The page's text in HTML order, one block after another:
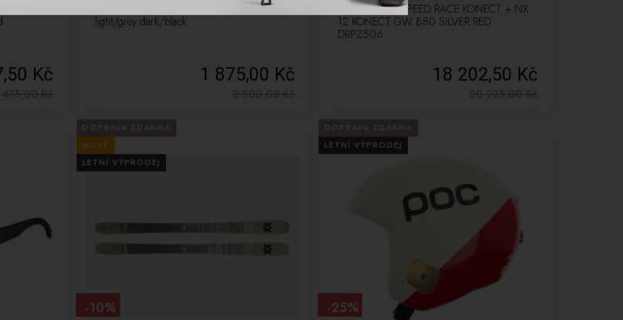
Kč
475,00Kč
Lyžařské hole Leki Detect S Vario grey
light/grey dark/black
1 875,00 Kč
2 500,00Kč
Lyže Dynastar SPEED RACE KONECT + NX
12 KONECT GW B80 SILVER RED
DRPZ506
18 202,50 Kč
20 225,00Kč
NOVÉ
LETNÍ VÝPRODEJ
-10%
LETNÍ VÝPRODEJ
-25%